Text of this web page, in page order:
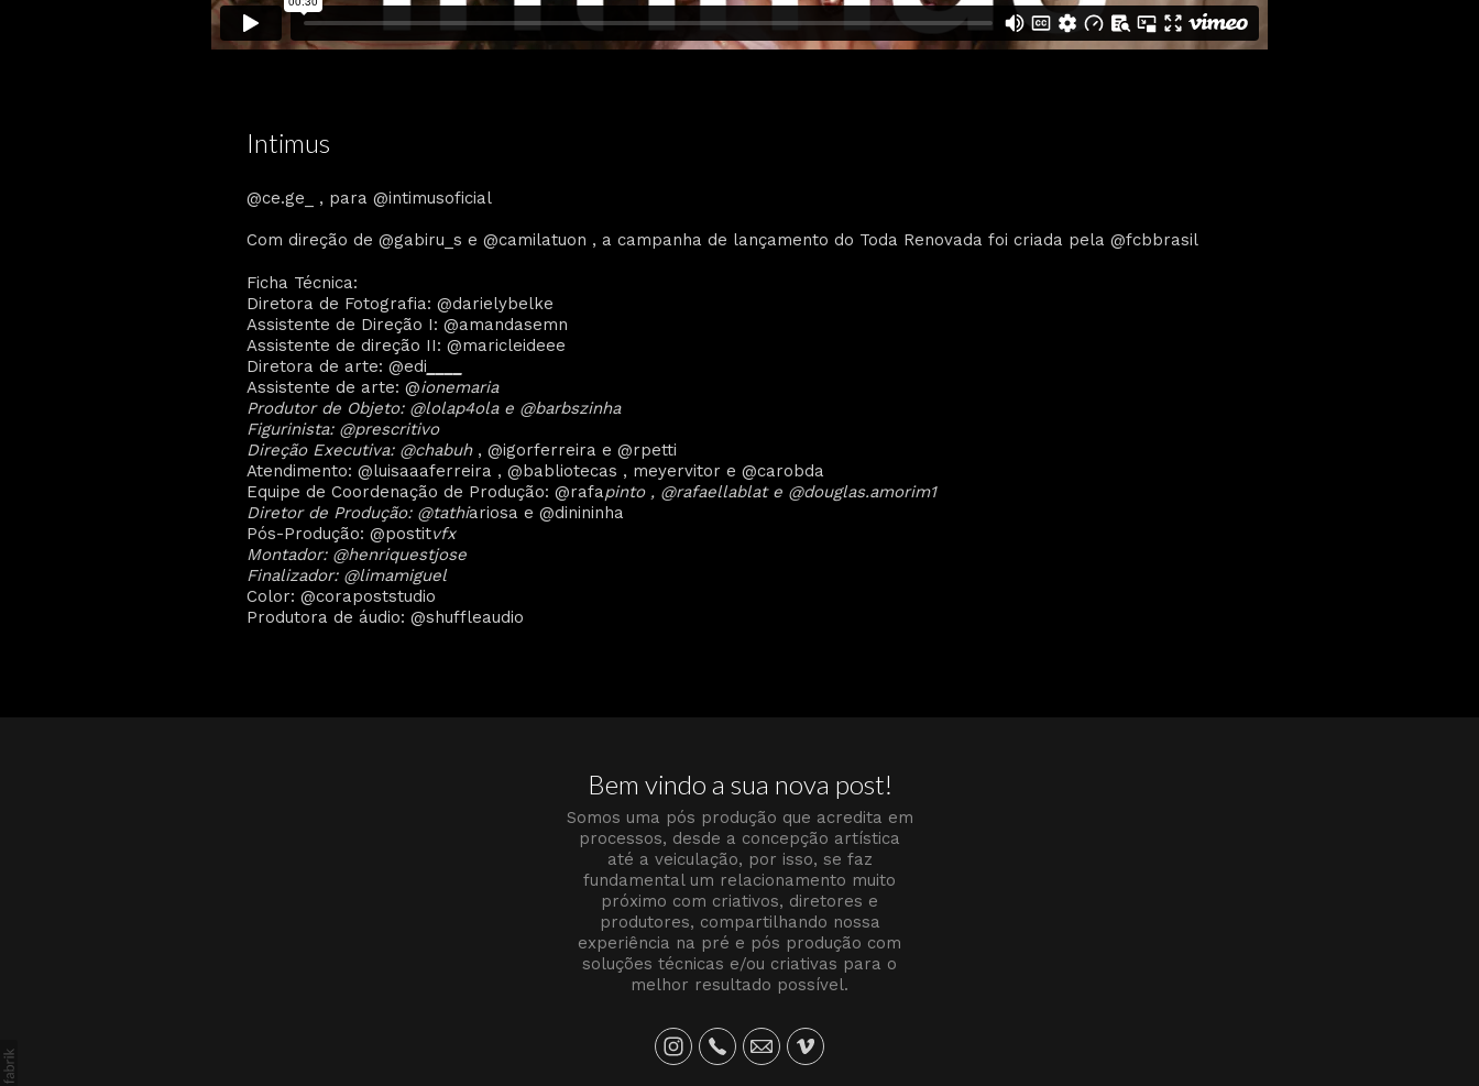
Intimus
@ce.ge_ , para @intimusoficial
Com direção de @gabiru_s e @camilatuon , a campanha de lançamento do Toda Renovada foi criada pela @fcbbrasil
Ficha Técnica:
Diretora de Fotografia: @darielybelke
Assistente de Direção I: @amandasemn
Assistente de direção II: @maricleideee
Diretora de arte: @edi
Assistente de arte: @ionemaria
Produtor de Objeto: @lolap4ola e @barbszinha
Figurinista: @prescritivo
Direção Executiva: @chabuh, @igorferreira e @rpetti
Atendimento: @luisaaaferreira , @babliotecas , meyervitor e @carobda
Equipe de Coordenação de Produção: @rafapinto , @rafaellablat e @douglas.amorim1
Diretor de Produção: @tathiariosa e @dinininha
Pós-Produção: @postitvfx
Montador: @henriquestjose
Finalizador: @limamiguel
Color: @corapoststudio
Produtora de áudio: @shuffleaudio
Bem vindo a sua nova post!
Somos uma pós produção que acredita em
processos, desde a concepção artística
até a veiculação, por isso, se faz
fundamental um relacionamento muito
próximo com criativos, diretores e
produtores, compartilhando nossa
experiência na pré e pós produção com
soluções técnicas e/ou criativas para o
melhor resultado possível.